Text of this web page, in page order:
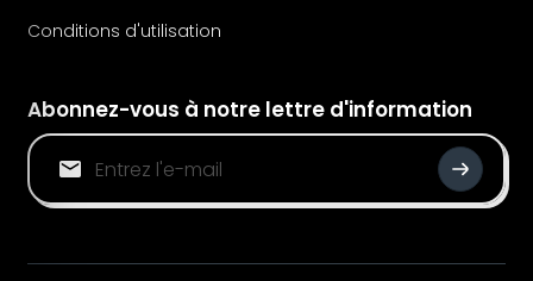
Conditions d'utilisation
Abonnez-vous à notre lettre d'information